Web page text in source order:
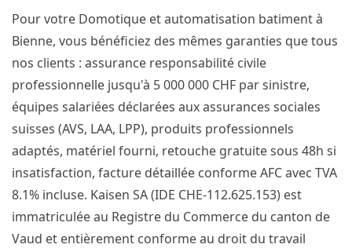
Pour votre Domotique et automatisation batiment à
Bienne, vous bénéficiez des mêmes garanties que tous
nos clients : assurance responsabilité civile
professionnelle jusqu'à 5 000 000 CHF par sinistre,
équipes salariées déclarées aux assurances sociales
suisses (AVS, LAA, LPP), produits professionnels
adaptés, matériel fourni, retouche gratuite sous 48h si
insatisfaction, facture détaillée conforme AFC avec TVA
8.1% incluse. Kaisen SA (IDE CHE-112.625.153) est
immatriculée au Registre du Commerce du canton de
Vaud et entièrement conforme au droit du travail